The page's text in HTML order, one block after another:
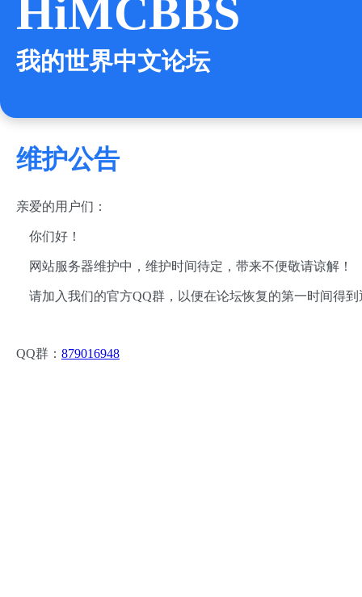
HiMCBBS
我的世界中文论坛
维护公告
亲爱的用户们：
你们好！
网站服务器维护中，维护时间待定，带来不便敬请谅解！
请加入我们的官方QQ群，以便在论坛恢复的第一时间得到
QQ群： 879016948